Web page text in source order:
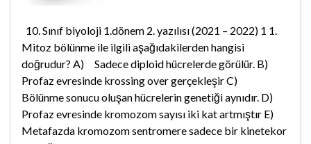
10. Sınıf biyoloji 1.dönem 2. yazılısı (2021 – 2022) 1 1.
Mitoz bölünme ile ilgili aşağıdakilerden hangisi
doğrudur? A) Sadece diploid hücrelerde görülür. B)
Profaz evresinde krossing over gerçekleşir C)
Bölünme sonucu oluşan hücrelerin genetiği aynıdır. D)
Profaz evresinde kromozom sayısı iki kat artmıştır E)
Metafazda kromozom sentromere sadece bir kinetekor